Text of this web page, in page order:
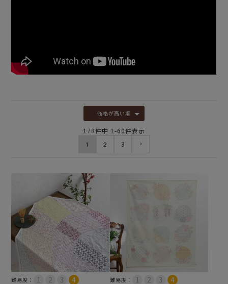
価格が高い順
178件中 1 -60件表示
1 2 3
難易度： 難易度：